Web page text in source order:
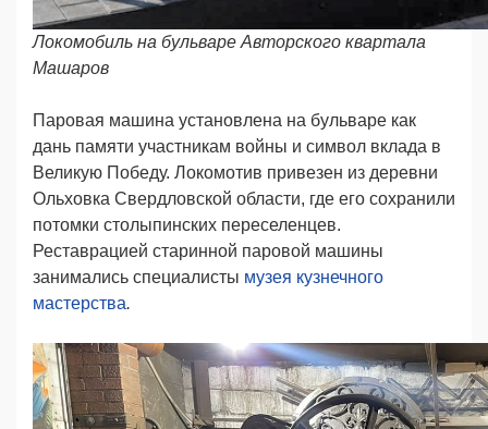
Локомобиль на бульваре Авторского квартала
Машаров
Паровая машина установлена на бульваре как
дань памяти участникам войны и символ вклада в
Великую Победу. Локомотив привезен из деревни
Ольховка Свердловской области, где его сохранили
потомки столыпинских переселенцев.
Реставрацией старинной паровой машины
занимались специалисты музея кузнечного
мастерства.